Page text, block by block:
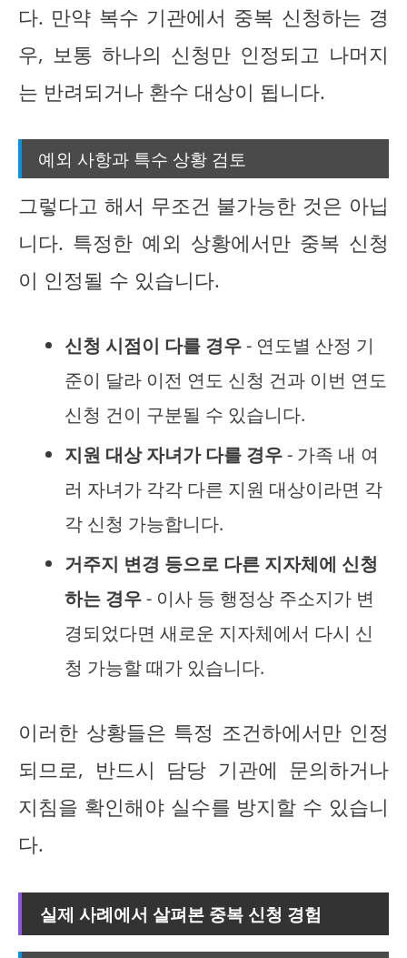
다. 만약 복수 기관에서 중복 신청하는 경
우, 보통 하나의 신청만 인정되고 나머지
는 반려되거나 환수 대상이 됩니다.
예외 사항과 특수 상황 검토
그렇다고 해서 무조건 불가능한 것은 아닙
니다. 특정한 예외 상황에서만 중복 신청
이 인정될 수 있습니다.
신청 시점이 다를 경우- 연도별 산정 기
준이 달라 이전 연도 신청 건과 이번 연도
신청 건이 구분될 수 있습니다.
지원 대상 자녀가 다를 경우- 가족 내 여
러 자녀가 각각 다른 지원 대상이라면 각
각 신청 가능합니다.
거주지 변경 등으로 다른 지자체에 신청
하는 경우- 이사 등 행정상 주소지가 변
경되었다면 새로운 지자체에서 다시 신
청 가능할 때가 있습니다.
이러한 상황들은 특정 조건하에서만 인정
되므로, 반드시 담당 기관에 문의하거나
지침을 확인해야 실수를 방지할 수 있습니
다.
실제 사례에서 살펴본 중복 신청 경험